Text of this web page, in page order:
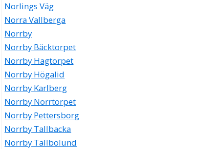
Norlings Väg
Norra Vallberga
Norrby
Norrby Bäcktorpet
Norrby Hagtorpet
Norrby Högalid
Norrby Karlberg
Norrby Norrtorpet
Norrby Pettersborg
Norrby Tallbacka
Norrby Tallbolund